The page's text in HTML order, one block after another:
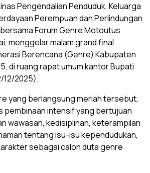
Pengendalian Penduduk, Keluarga
Perempuan dan Perlindungan
Forum Genre Motoutus
menggelar malam grand final
Berencana (Genre) Kabupaten
di ruang rapat umum kantor Bupati
12/2025).
yang berlangsung meriah tersebut,
pembinaan intensif yang bertujuan
wawasan, kedisiplinan, keterampilan
tentang isu-isu kependudukan,
sebagai calon duta genre